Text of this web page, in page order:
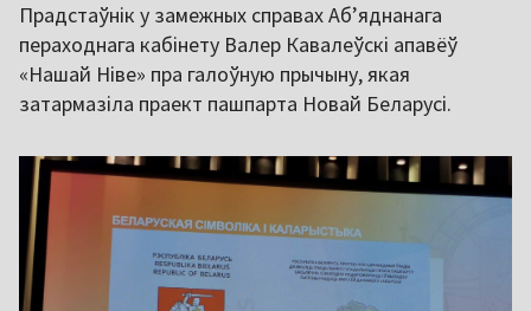
Прадстаўнік у замежных справах Аб’яднанага
пераходнага кабінету Валер Кавалеўскі апавёў
«Нашай Ніве» пра галоўную прычыну, якая
затармазіла праект пашпарта Новай Беларусі.